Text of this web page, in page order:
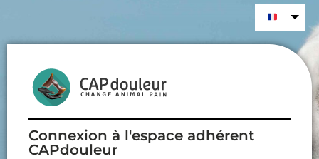
Connexion à l'espace adhérent
CAPdouleur